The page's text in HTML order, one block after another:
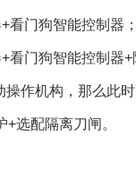
+看门狗智能控制器；
+看门狗智能控制器+
作机构，那么此
+选配隔离刀闸。